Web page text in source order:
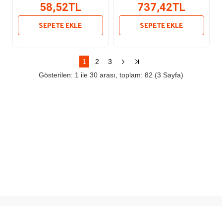
58,52TL
SEPETE EKLE
737,42TL
SEPETE EKLE
1 2
3
Gösterilen: 1 ile 30 arası, toplam: 82 (3 Sayfa)